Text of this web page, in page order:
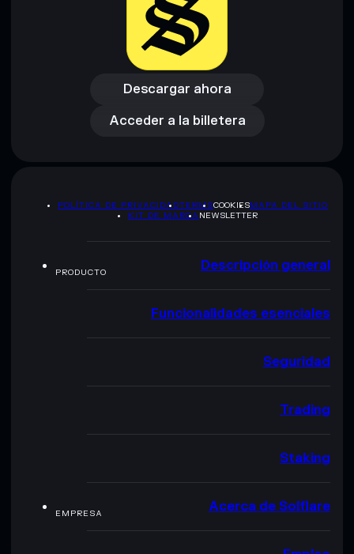
Descargar ahora
Descargar ahora
Acceder a la billetera
Acceder a la billetera
POLÍTICA DE PRIVACIDADTERMSCOOKIESMAPA DEL SITIO
KIT DE MARCA NEWSLETTER
PRODUCTO Descripción general
Funcionalidades esenciales
Seguridad
Trading
Staking
EMPRESA Acerca de Solflare